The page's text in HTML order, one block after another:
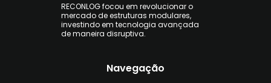
RECONLOG focou em revolucionar o
mercado de estruturas modulares,
investindo em tecnologia avançada
de maneira disruptiva.
Navegação